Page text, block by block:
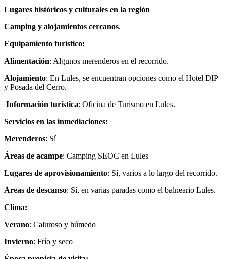
Lugares históricos y culturales en la región
Camping y alojamientos cercanos.
Equipamiento turístico:
Alimentación: Algunos merenderos en el recorrido.
Alojamiento: En Lules, se encuentran opciones como el Hotel DIP
y Posada del Cerro.
Información turística: Oficina de Turismo en Lules.
Servicios en las inmediaciones:
Merenderos: Sí
Áreas de acampe: Camping SEOC en Lules
Lugares de aprovisionamiento: Sí, varios a lo largo del recorrido.
Áreas de descanso: Sí, en varias paradas como el balneario Lules.
Clima:
Verano: Caluroso y húmedo
Invierno: Frío y seco